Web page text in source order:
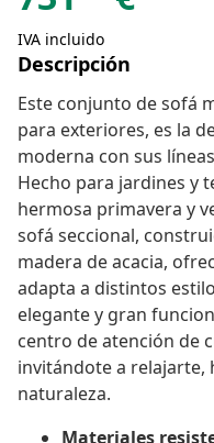
IVA incluido
Descripción
Este conjunto de sofá
para exteriores, es la
moderna con sus
Hecho para jardines y
hermosa primavera y
sofá seccional,
madera de acacia,
adapta a distintos
elegante y gran
centro de atención de
invitándote a relajarte,
naturaleza.
Materiales